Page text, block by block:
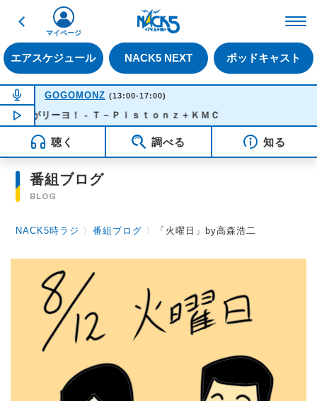
戻る
エアスケジュール NACK5 NEXT ポッドキャスト
マイページ
NOW ON AIR
GOGOMONZ (13:00-17:00)
NOW PLAYING13:26
上がリーヨ！ - Ｔ－Ｐｉｓｔｏｎｚ＋ＫＭＣ
聴く 調べる 知る
番組ブログ
BLOG
NACK5時ラジ 〉番組ブログ 〉 「火曜日」by高森浩二